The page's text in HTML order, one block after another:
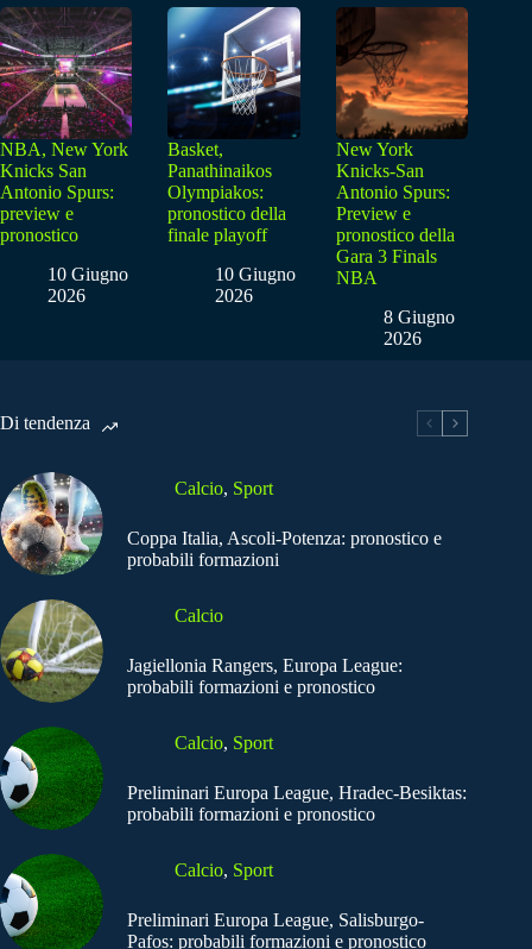
NBA, New York
Knicks San
Antonio Spurs:
preview e
pronostico
10 Giugno
2026
Basket,
Panathinaikos
Olympiakos:
pronostico della
finale playoff
10 Giugno
2026
New York
Knicks-San
Antonio Spurs:
Preview e
pronostico della
Gara 3 Finals
NBA
8 Giugno
2026
Di tendenza
Calcio, Sport
Coppa Italia, Ascoli-Potenza: pronostico e
probabili formazioni
Calcio
Jagiellonia Rangers, Europa League:
probabili formazioni e pronostico
Calcio, Sport
Preliminari Europa League, Hradec-Besiktas:
probabili formazioni e pronostico
Calcio, Sport
Preliminari Europa League, Salisburgo-
Pafos: probabili formazioni e pronostico